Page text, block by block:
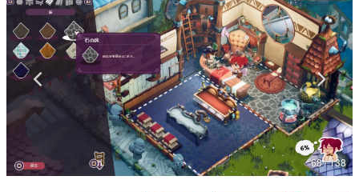
具体的な形から解き明かしていく、硬派で骨太な評論連載
です。
ゲームが変えた日本語
「経験値」「裏技」「ラスボス」… ゲームにまつわる言葉
の起源や用法の変遷を、コンピューター文化史研究家・タ
イニーP氏が徹底調査。
カテゴリ
特集記事
68 / 138